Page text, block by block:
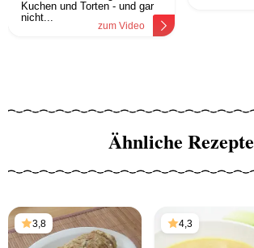
Kuchen und Torten - und gar
nicht...
zum Video
Ähnliche Rezepte
3,8 4,3